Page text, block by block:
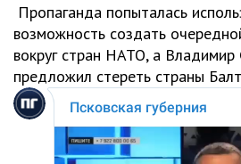
Пропаганда попыталась
возможность создать
вокруг стран НАТО, а Владимир
предложил стереть страны